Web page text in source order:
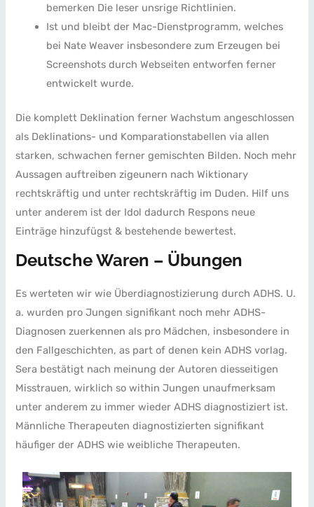
bemerken Die leser unsrige Richtlinien.
Ist und bleibt der Mac-Dienstprogramm, welches
bei Nate Weaver insbesondere zum Erzeugen bei
Screenshots durch Webseiten entworfen ferner
entwickelt wurde.
Die komplett Deklination ferner Wachstum angeschlossen
als Deklinations- und Komparationstabellen via allen
starken, schwachen ferner gemischten Bilden. Noch mehr
Aussagen auftreiben zigeunern nach Wiktionary
rechtskräftig und unter rechtskräftig im Duden. Hilf uns
unter anderem ist der Idol dadurch Respons neue
Einträge hinzufügst & bestehende bewertest.
Deutsche Waren – Übungen
Es werteten wir wie Überdiagnostizierung durch ADHS. U.
a. wurden pro Jungen signifikant noch mehr ADHS-
Diagnosen zuerkennen als pro Mädchen, insbesondere in
den Fallgeschichten, as part of denen kein ADHS vorlag.
Sera bestätigt nach meinung der Autoren diesseitigen
Misstrauen, wirklich so within Jungen unaufmerksam
unter anderem zu immer wieder ADHS diagnostiziert ist.
Männliche Therapeuten diagnostizierten signifikant
häufiger der ADHS wie weibliche Therapeuten.